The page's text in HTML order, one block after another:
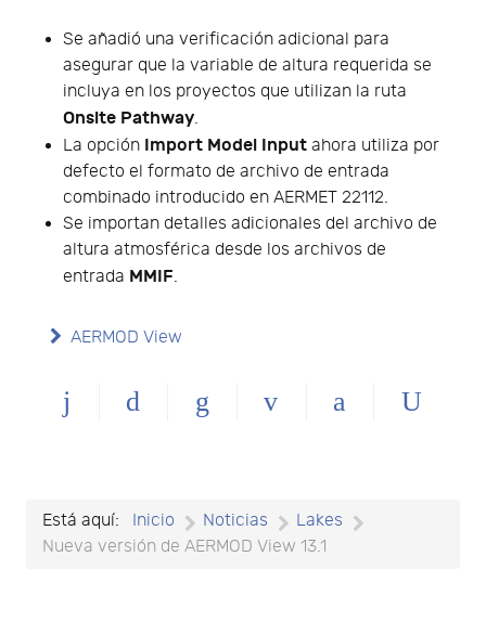
Se añadió una verificación adicional para
asegurar que la variable de altura requerida se
incluya en los proyectos que utilizan la ruta
Onsite Pathway.
La opción Import Model Input ahora utiliza por
defecto el formato de archivo de entrada
combinado introducido en AERMET 22112.
Se importan detalles adicionales del archivo de
altura atmosférica desde los archivos de
entrada MMIF.
AERMOD View
Está aquí: Inicio Noticias
Lakes
Nueva versión de AERMOD View 13.1